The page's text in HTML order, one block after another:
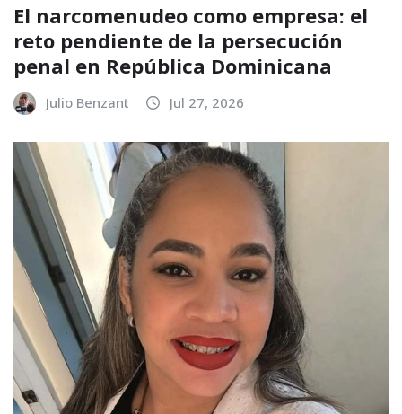
El narcomenudeo como empresa: el
reto pendiente de la persecución
penal en República Dominicana
Julio Benzant Jul 27, 2026